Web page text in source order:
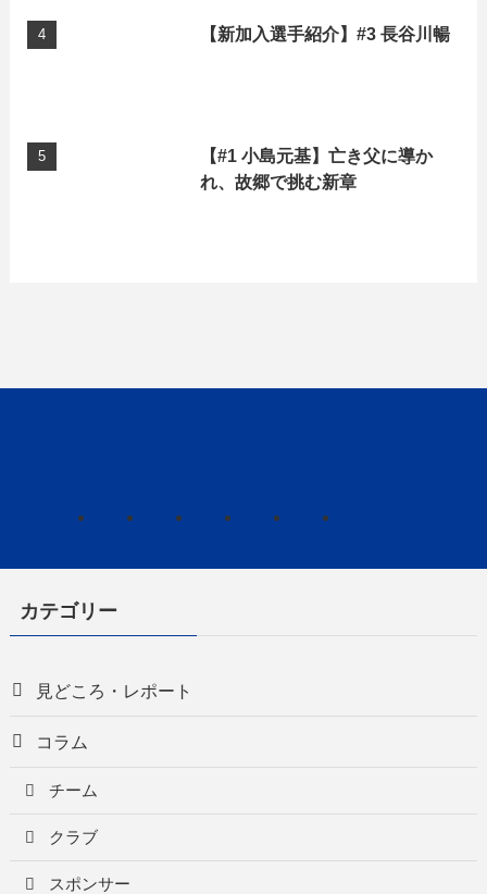
【新加入選手紹介】#3 長谷川暢
【#1 小島元基】亡き父に導か
れ、故郷で挑む新章
カテゴリー
見どころ・レポート
コラム
チーム
クラブ
スポンサー